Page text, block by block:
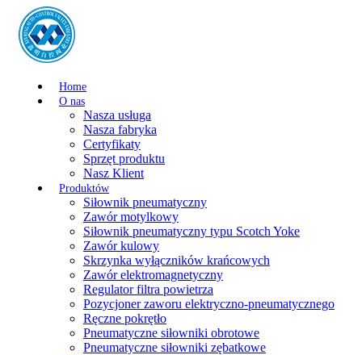
Home
O nas
Nasza usługa
Nasza fabryka
Certyfikaty
Sprzęt produktu
Nasz Klient
Produktów
Siłownik pneumatyczny
Zawór motylkowy
Siłownik pneumatyczny typu Scotch Yoke
Zawór kulowy
Skrzynka wyłączników krańcowych
Zawór elektromagnetyczny
Regulator filtra powietrza
Pozycjoner zaworu elektryczno-pneumatycznego
Ręczne pokrętło
Pneumatyczne siłowniki obrotowe
Pneumatyczne siłowniki zębatkowe